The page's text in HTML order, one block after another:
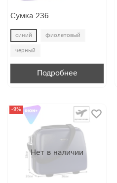
Сумка 236
синий
фиолетовый
черный
Подробнее
Нет в наличии
-9%